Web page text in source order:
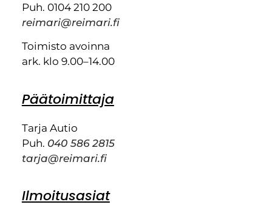
Puh. 0104 210 200
reimari@reimari.fi
Toimisto avoinna
ark. klo 9.00–14.00
Päätoimittaja
Tarja Autio
Puh. 040 586 2815
tarja@reimari.fi
Ilmoitusasiat